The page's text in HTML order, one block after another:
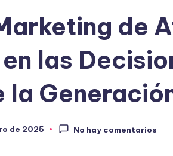
de
las
la
de 2025 No hay comentarios